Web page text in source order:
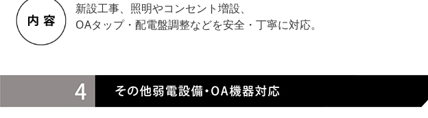
新設工事、照明やコンセント増設、
OAタップ・配電盤調整などを安全・丁寧に対応。